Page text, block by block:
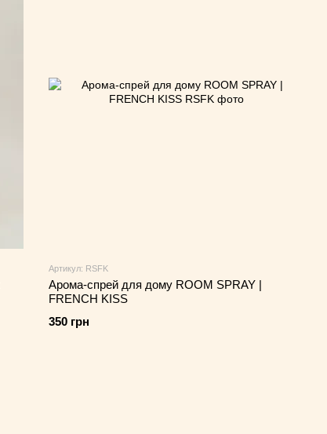
Артикул: RSFK
Арома-спрей для дому ROOM SPRAY |
FRENCH KISS
350 грн